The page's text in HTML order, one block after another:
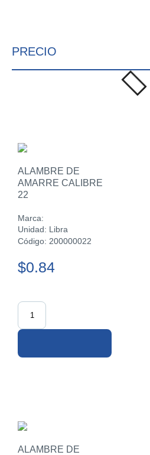
PRECIO
ALAMBRE DE
AMARRE CALIBRE
22
Marca:
Unidad: Libra
Código: 200000022
$0.84
ALAMBRE DE